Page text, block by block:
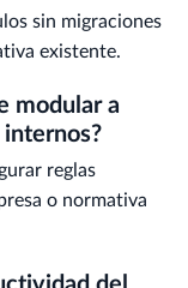
sin migraciones
existente.
modular a
reglas
o normativa